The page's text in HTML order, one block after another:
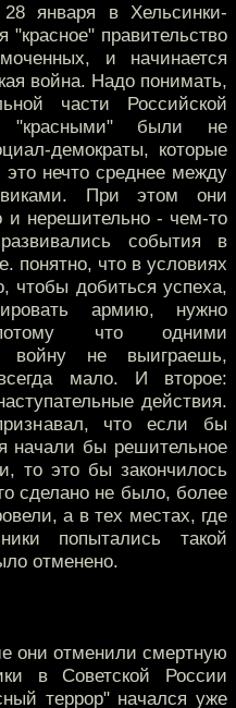
января в Хельсинки-
"красное" правительство
и начинается
война. Надо понимать,
части Российской
были не
демократы, которые
нечто среднее между
При этом они
и нерешительно - чем-то
события в
понятно, что в условиях
чтобы добиться успеха,
армию, нужно
что одними
войну не выиграешь,
мало. И второе:
действия.
что если бы
начали бы решительное
то это бы закончилось
сделано не было, более
а в тех местах, где
попытались такой
отменено.
они отменили смертную
в Советской России
террор" начался уже